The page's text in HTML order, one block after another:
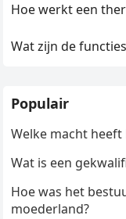
Hoe werkt een
Wat zijn de
Populair
Welke macht heeft
Wat is een
Hoe was het
moederland?